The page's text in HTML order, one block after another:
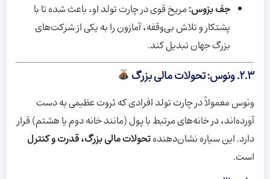
جف بزوس:مریخ قوی در چارت تولد او، باعث شده تا با
پشتکار و تلاش بی‌وقفه، آمازون را به یکی از شرکت‌های
بزرگ جهان تبدیل کند.
۲.۳. ونوس: تحولات مالی بزرگ
ونوس معمولاً در چارت تولد افرادی که ثروت عظیمی به دست
آورده‌اند، در خانه‌های مرتبط با پول (مانند خانه دوم یا هشتم) قرار
دارد. این سیاره نشان‌دهندهتحولات مالی بزرگ، قدرت و کنترل
است.